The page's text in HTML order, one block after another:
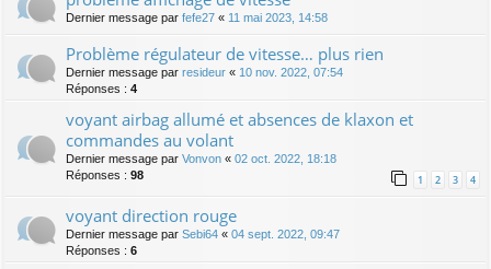
Dernier message par fefe27 « 11 mai 2023, 14:58
Problème régulateur de vitesse… plus rien
Dernier message par resideur « 10 nov. 2022, 07:54
Réponses : 4
voyant airbag allumé et absences de klaxon et
commandes au volant
Dernier message par Vonvon « 02 oct. 2022, 18:18
Réponses : 98 1 2 3 4
voyant direction rouge
Dernier message par Sebi64 « 04 sept. 2022, 09:47
Réponses : 6